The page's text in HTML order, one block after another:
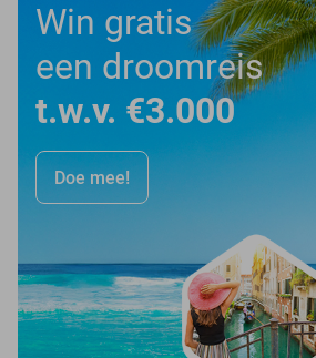
Win gratis
een droomreis
t.w.v. €3.000
Doe mee!